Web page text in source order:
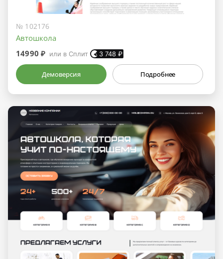
№ 102176
Автошкола
14990 ₽ или в Сплит 3 748 ₽
Демоверсия Подробнее